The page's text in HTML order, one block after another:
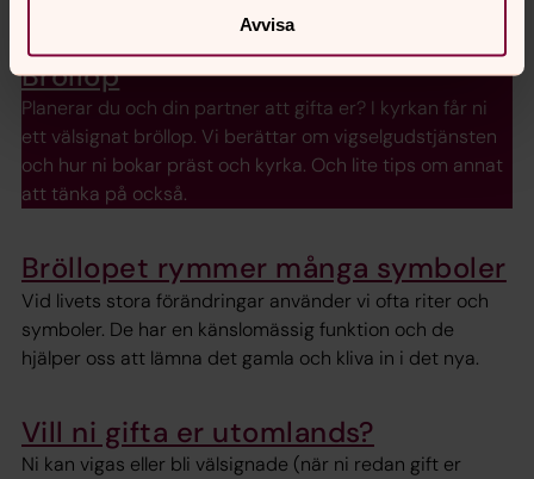
Avvisa
Bröllop
Planerar du och din partner att gifta er? I kyrkan får ni
ett välsignat bröllop. Vi berättar om vigselgudstjänsten
och hur ni bokar präst och kyrka. Och lite tips om annat
att tänka på också.
Bröllopet rymmer många symboler
Vid livets stora förändringar använder vi ofta riter och
symboler. De har en känslomässig funktion och de
hjälper oss att lämna det gamla och kliva in i det nya.
Vill ni gifta er utomlands?
Ni kan vigas eller bli välsignade (när ni redan gift er